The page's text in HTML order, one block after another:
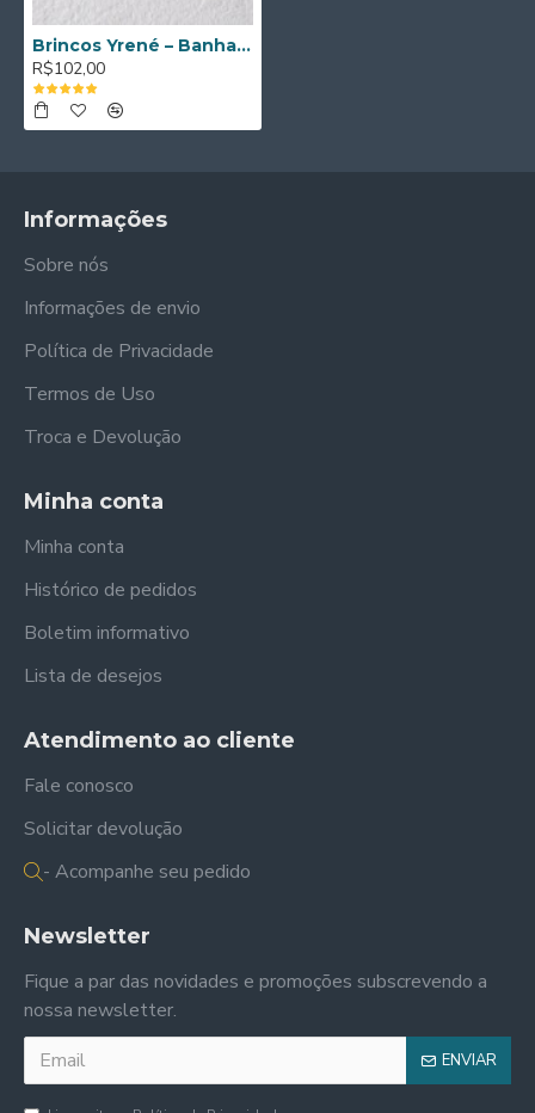
Brincos Yrené – Banhados a Ouro de 18K
R$102,00
Informações
Sobre nós
Informações de envio
Política de Privacidade
Termos de Uso
Troca e Devolução
Minha conta
Minha conta
Histórico de pedidos
Boletim informativo
Lista de desejos
Atendimento ao cliente
Fale conosco
Solicitar devolução
- Acompanhe seu pedido
Newsletter
Fique a par das novidades e promoções subscrevendo a
nossa newsletter.
ENVIAR